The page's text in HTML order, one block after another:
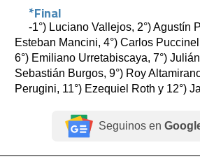
*Final
-1°) Luciano Vallejos, 2°) Agustín
Esteban Mancini, 4°) Carlos
6°) Emiliano Urretabiscaya, 7°)
Sebastián Burgos, 9°) Roy
Perugini, 11°) Ezequiel Roth y 12°)
Seguinos en